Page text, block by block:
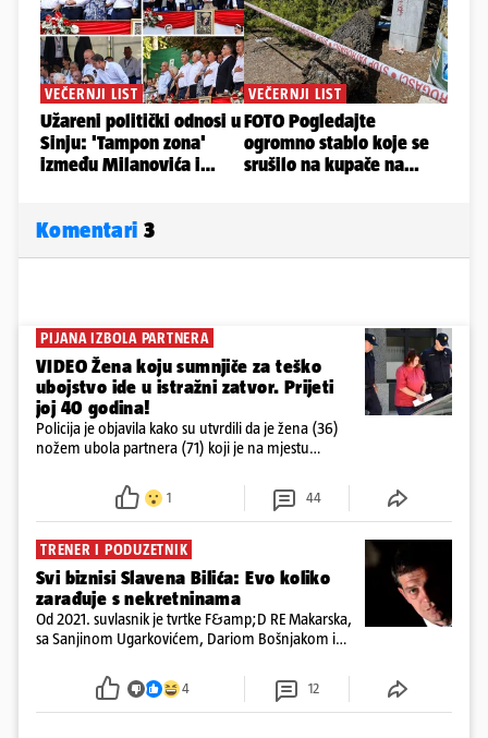
Komentari 3
PIJANA IZBOLA PARTNERA
VIDEO Žena koju sumnjiče za teško
ubojstvo ide u istražni zatvor. Prijeti
joj 40 godina!
Policija je objavila kako su utvrdili da je žena (36)
nožem ubola partnera (71) koji je na mjestu
ispitali i poslali u istražni zatvor
1 44
TRENER I PODUZETNIK
Svi biznisi Slavena Bilića: Evo koliko
zarađuje s nekretninama
Od 2021. suvlasnik je tvrtke F&amp;D RE Makarska,
sa Sanjinom Ugarkovićem, Dariom Bošnjakom i
poslovanje nekretninama, a od osnutka nema
zaposlenih
4 12